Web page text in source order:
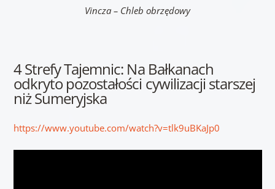
Vincza – Chleb obrzędowy
4 Strefy Tajemnic: Na Bałkanach
odkryto pozostałości cywilizacji starszej
niż Sumeryjska
https://www.youtube.com/watch?v=tlk9uBKaJp0